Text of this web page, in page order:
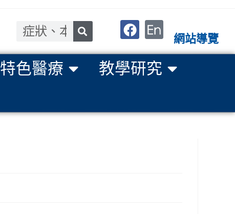
網站導覽
特色醫療
教學研究